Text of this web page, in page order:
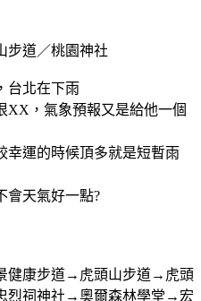
步道／桃園神社
台北在下雨
XX，氣象預報又是給他一個
幸運的時候頂多就是短暫雨
會天氣好一點?
健康步道→虎頭山步道→虎頭
烈祠神社→奧爾森林學堂→宏